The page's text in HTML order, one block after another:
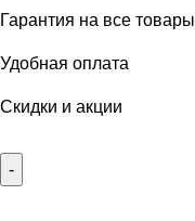
Гарантия на все товары
Удобная оплата
Скидки и акции